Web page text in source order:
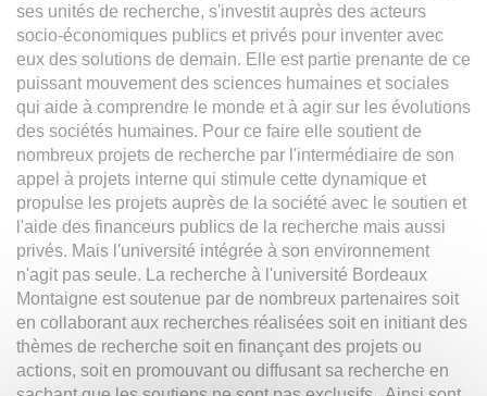
ses unités de recherche, s'investit auprès des acteurs
socio-économiques publics et privés pour inventer avec
eux des solutions de demain. Elle est partie prenante de ce
puissant mouvement des sciences humaines et sociales
qui aide à comprendre le monde et à agir sur les évolutions
des sociétés humaines. Pour ce faire elle soutient de
nombreux projets de recherche par l'intermédiaire de son
appel à projets interne qui stimule cette dynamique et
propulse les projets auprès de la société avec le soutien et
l'aide des financeurs publics de la recherche mais aussi
privés. Mais l'université intégrée à son environnement
n'agit pas seule. La recherche à l'université Bordeaux
Montaigne est soutenue par de nombreux partenaires soit
en collaborant aux recherches réalisées soit en initiant des
thèmes de recherche soit en finançant des projets ou
actions, soit en promouvant ou diffusant sa recherche en